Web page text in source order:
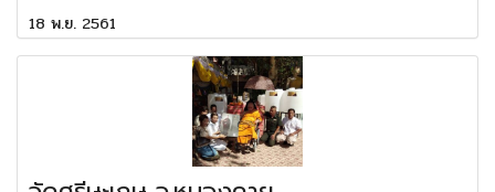
18 พ.ย. 2561